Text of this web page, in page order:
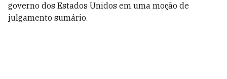
governo dos Estados Unidos em uma moção de
julgamento sumário.